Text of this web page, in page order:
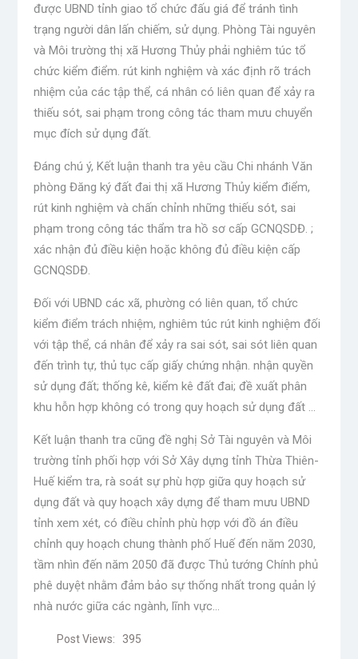
được UBND tỉnh giao tổ chức đấu giá để tránh tình
trạng người dân lấn chiếm, sử dụng. Phòng Tài nguyên
và Môi trường thị xã Hương Thủy phải nghiêm túc tổ
chức kiểm điểm. rút kinh nghiệm và xác định rõ trách
nhiệm của các tập thể, cá nhân có liên quan để xảy ra
thiếu sót, sai phạm trong công tác tham mưu chuyển
mục đích sử dụng đất.
Đáng chú ý, Kết luận thanh tra yêu cầu Chi nhánh Văn
phòng Đăng ký đất đai thị xã Hương Thủy kiểm điểm,
rút ​​kinh nghiệm và chấn chỉnh những thiếu sót, sai
phạm trong công tác thẩm tra hồ sơ cấp GCNQSDĐ. ;
xác nhận đủ điều kiện hoặc không đủ điều kiện cấp
GCNQSDĐ.
Đối với UBND các xã, phường có liên quan, tổ chức
kiểm điểm trách nhiệm, nghiêm túc rút kinh nghiệm đối
với tập thể, cá nhân để xảy ra sai sót, sai sót liên quan
đến trình tự, thủ tục cấp giấy chứng nhận. nhận quyền
sử dụng đất; thống kê, kiểm kê đất đai; đề xuất phân
khu hỗn hợp không có trong quy hoạch sử dụng đất …
Kết luận thanh tra cũng đề nghị Sở Tài nguyên và Môi
trường tỉnh phối hợp với Sở Xây dựng tỉnh Thừa Thiên-
Huế kiểm tra, rà soát sự phù hợp giữa quy hoạch sử
dụng đất và quy hoạch xây dựng để tham mưu UBND
tỉnh xem xét, có điều chỉnh phù hợp với đồ án điều
chỉnh quy hoạch chung thành phố Huế đến năm 2030,
tầm nhìn đến năm 2050 đã được Thủ tướng Chính phủ
phê duyệt nhằm đảm bảo sự thống nhất trong quản lý
nhà nước giữa các ngành, lĩnh vực…
Post Views: 395